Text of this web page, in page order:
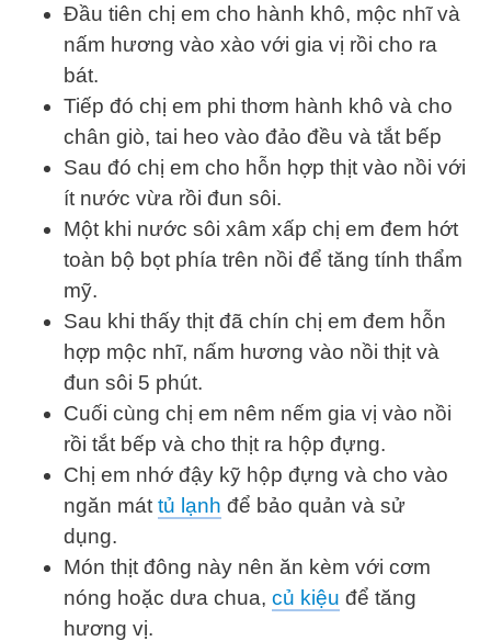
Đầu tiên chị em cho hành khô, mộc nhĩ và
nấm hương vào xào với gia vị rồi cho ra
bát.
Tiếp đó chị em phi thơm hành khô và cho
chân giò, tai heo vào đảo đều và tắt bếp
Sau đó chị em cho hỗn hợp thịt vào nồi với
ít nước vừa rồi đun sôi.
Một khi nước sôi xâm xấp chị em đem hớt
toàn bộ bọt phía trên nồi để tăng tính thẩm
mỹ.
Sau khi thấy thịt đã chín chị em đem hỗn
hợp mộc nhĩ, nấm hương vào nồi thịt và
đun sôi 5 phút.
Cuối cùng chị em nêm nếm gia vị vào nồi
rồi tắt bếp và cho thịt ra hộp đựng.
Chị em nhớ đậy kỹ hộp đựng và cho vào
ngăn mát tủ lạnh để bảo quản và sử
dụng.
Món thịt đông này nên ăn kèm với cơm
nóng hoặc dưa chua, củ kiệu để tăng
hương vị.